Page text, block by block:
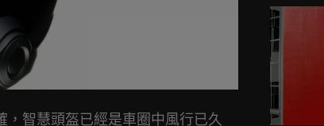
智慧頭盔已經是車圈中風行已久